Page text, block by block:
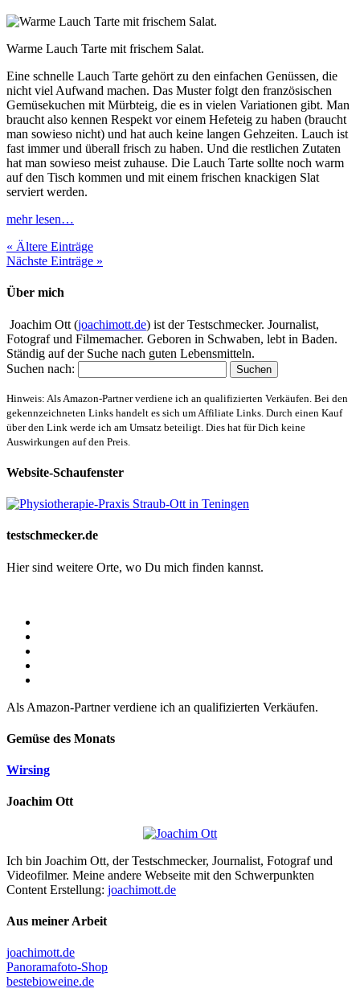
Warme Lauch Tarte mit frischem Salat.
Eine schnelle Lauch Tarte gehört zu den einfachen Genüssen, die
nicht viel Aufwand machen. Das Muster folgt den französischen
Gemüsekuchen mit Mürbteig, die es in vielen Variationen gibt. Man
braucht also kennen Respekt vor einem Hefeteig zu haben (braucht
man sowieso nicht) und hat auch keine langen Gehzeiten. Lauch ist
fast immer und überall frisch zu haben. Und die restlichen Zutaten
hat man sowieso meist zuhause. Die Lauch Tarte sollte noch warm
auf den Tisch kommen und mit einem frischen knackigen Slat
serviert werden.
mehr lesen…
« Ältere Einträge
Nächste Einträge »
Über mich
Joachim Ott (joachimott.de) ist der Testschmecker. Journalist,
Fotograf und Filmemacher. Geboren in Schwaben, lebt in Baden.
Ständig auf der Suche nach guten Lebensmitteln.
Suchen nach:
Hinweis: Als Amazon-Partner verdiene ich an qualifizierten Verkäufen. Bei den
gekennzeichneten Links handelt es sich um Affiliate Links. Durch einen Kauf
über den Link werde ich am Umsatz beteiligt. Dies hat für Dich keine
Auswirkungen auf den Preis.
Website-Schaufenster
testschmecker.de
Hier sind weitere Orte, wo Du mich finden kannst.
Als Amazon-Partner verdiene ich an qualifizierten Verkäufen.
Gemüse des Monats
Wirsing
Joachim Ott
Ich bin Joachim Ott, der Testschmecker, Journalist, Fotograf und
Videofilmer. Meine andere Webseite mit den Schwerpunkten
Content Erstellung: joachimott.de
Aus meiner Arbeit
joachimott.de
Panoramafoto-Shop
bestebioweine.de